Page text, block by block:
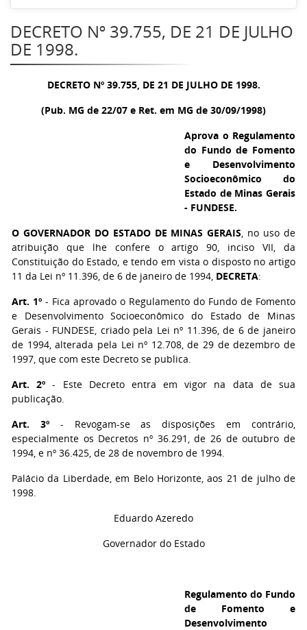
DECRETO Nº 39.755, DE 21 DE JULHO
DE 1998.
DECRETO Nº 39.755, DE 21 DE JULHO DE 1998.
(Pub. MG de 22/07 e Ret. em MG de 30/09/1998)
Aprova o Regulamento
do Fundo de Fomento
e Desenvolvimento
Socioeconômico do
Estado de Minas Gerais
- FUNDESE.
O GOVERNADOR DO ESTADO DE MINAS GERAIS, no uso de
atribuição que lhe confere o artigo 90, inciso VII, da
Constituição do Estado, e tendo em vista o disposto no artigo
11 da Lei nº 11.396, de 6 de janeiro de 1994, DECRETA:
Art. 1º - Fica aprovado o Regulamento do Fundo de Fomento
e Desenvolvimento Socioeconômico do Estado de Minas
Gerais - FUNDESE, criado pela Lei nº 11.396, de 6 de janeiro
de 1994, alterada pela Lei nº 12.708, de 29 de dezembro de
1997, que com este Decreto se publica.
Art. 2º - Este Decreto entra em vigor na data de sua
publicação.
Art. 3º- Revogam-se as disposições em contrário,
especialmente os Decretos nº 36.291, de 26 de outubro de
1994, e nº 36.425, de 28 de novembro de 1994.
Palácio da Liberdade, em Belo Horizonte, aos 21 de julho de
1998.
Eduardo Azeredo
Governador do Estado
Regulamento do Fundo
de Fomento e
Desenvolvimento